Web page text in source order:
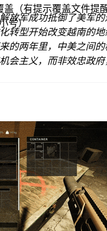
放军成功抵御了美军
转型开始改变越南的
的两年里，中美之间
会主义，而非效忠政
（有提示覆盖文件提
号）